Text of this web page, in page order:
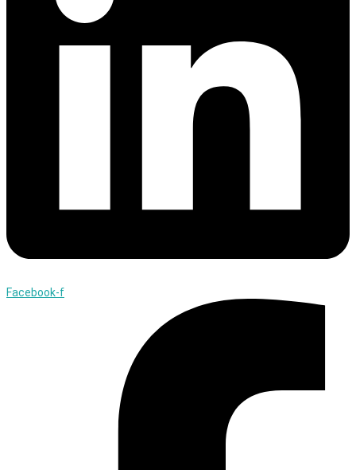
Facebook-f